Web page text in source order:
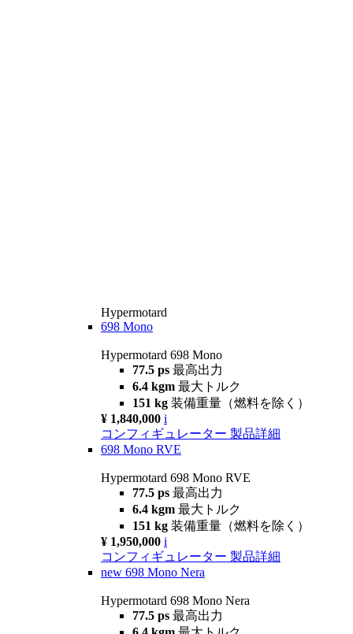
Hypermotard
698 Mono
Hypermotard 698 Mono
77.5 ps 最高出力
6.4 kgm 最大トルク
151 kg 装備重量（燃料を除く）
¥ 1,840,000 i
コンフィギュレーター 製品詳細
698 Mono RVE
Hypermotard 698 Mono RVE
77.5 ps 最高出力
6.4 kgm 最大トルク
151 kg 装備重量（燃料を除く）
¥ 1,950,000 i
コンフィギュレーター 製品詳細
new 698 Mono Nera
Hypermotard 698 Mono Nera
77.5 ps 最高出力